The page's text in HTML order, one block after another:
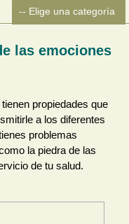
las emociones
propiedades que
a los diferentes
problemas
la piedra de las
de tu salud.